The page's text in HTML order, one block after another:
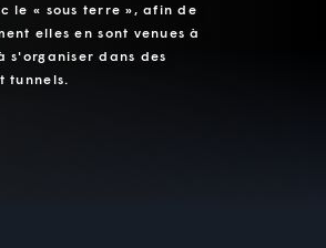
le « sous terre », afin de
elles en sont venues à
s'organiser dans des
tunnels.